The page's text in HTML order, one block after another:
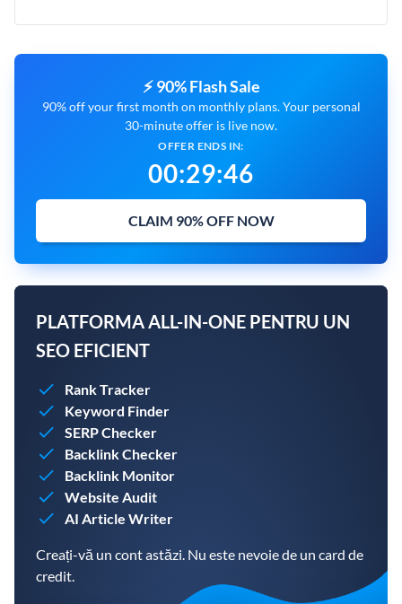
⚡ 90% Flash Sale
90% off your first month on monthly plans. Your personal
30-minute offer is live now.
OFFER ENDS IN:
00:29:45
CLAIM 90% OFF NOW
PLATFORMA ALL-IN-ONE PENTRU UN
SEO EFICIENT
Rank Tracker
Keyword Finder
SERP Checker
Backlink Checker
Backlink Monitor
Website Audit
AI Article Writer
Creați-vă un cont astăzi. Nu este nevoie de un card de
credit.